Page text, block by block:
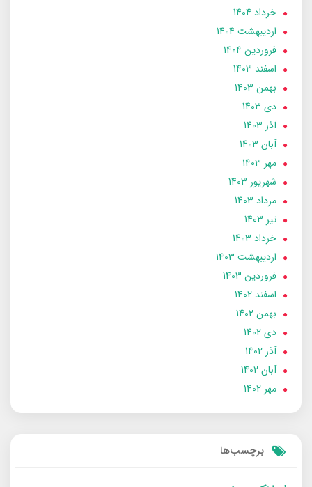
خرداد 1404
ارديبهشت 1404
فروردین 1404
اسفند 1403
بهمن 1403
دی 1403
آذر 1403
آبان 1403
مهر 1403
شهریور 1403
مرداد 1403
تير 1403
خرداد 1403
ارديبهشت 1403
فروردین 1403
اسفند 1402
بهمن 1402
دی 1402
آذر 1402
آبان 1402
مهر 1402
برچسب‌ها